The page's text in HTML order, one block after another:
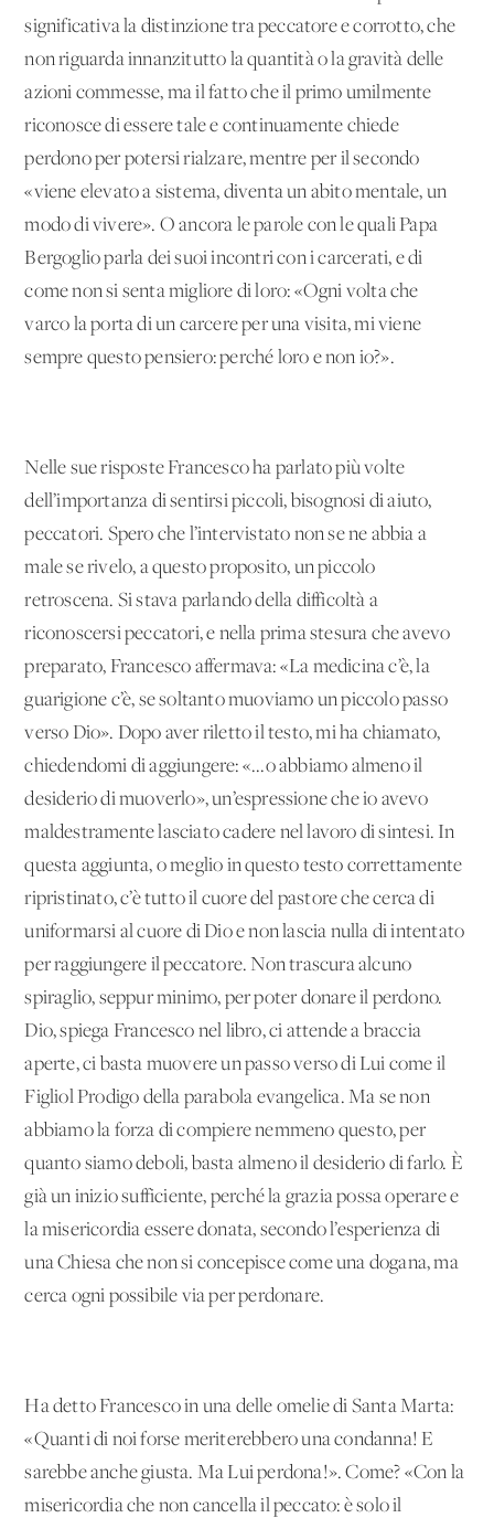
significativa la distinzione tra peccatore e corrotto, che
non riguarda innanzitutto la quantità o la gravità delle
azioni commesse, ma il fatto che il primo umilmente
riconosce di essere tale e continuamente chiede
perdono per potersi rialzare, mentre per il secondo
«viene elevato a sistema, diventa un abito mentale, un
modo di vivere». O ancora le parole con le quali Papa
Bergoglio parla dei suoi incontri con i carcerati, e di
come non si senta migliore di loro: «Ogni volta che
varco la porta di un carcere per una visita, mi viene
sempre questo pensiero: perché loro e non io?».
Nelle sue risposte Francesco ha parlato più volte
dell’importanza di sentirsi piccoli, bisognosi di aiuto,
peccatori. Spero che l’intervistato non se ne abbia a
male se rivelo, a questo proposito, un piccolo
retroscena. Si stava parlando della difficoltà a
riconoscersi peccatori, e nella prima stesura che avevo
preparato, Francesco affermava: «La medicina c’è, la
guarigione c’è, se soltanto muoviamo un piccolo passo
verso Dio». Dopo aver riletto il testo, mi ha chiamato,
chiedendomi di aggiungere: «...o abbiamo almeno il
desiderio di muoverlo», un’espressione che io avevo
maldestramente lasciato cadere nel lavoro di sintesi. In
questa aggiunta, o meglio in questo testo correttamente
ripristinato, c’è tutto il cuore del pastore che cerca di
uniformarsi al cuore di Dio e non lascia nulla di intentato
per raggiungere il peccatore. Non trascura alcuno
spiraglio, seppur minimo, per poter donare il perdono.
Dio, spiega Francesco nel libro, ci attende a braccia
aperte, ci basta muovere un passo verso di Lui come il
Figliol Prodigo della parabola evangelica. Ma se non
abbiamo la forza di compiere nemmeno questo, per
quanto siamo deboli, basta almeno il desiderio di farlo. È
già un inizio sufficiente, perché la grazia possa operare e
la misericordia essere donata, secondo l’esperienza di
una Chiesa che non si concepisce come una dogana, ma
cerca ogni possibile via per perdonare.
Ha detto Francesco in una delle omelie di Santa Marta:
«Quanti di noi forse meriterebbero una condanna! E
sarebbe anche giusta. Ma Lui perdona!». Come? «Con la
misericordia che non cancella il peccato: è solo il